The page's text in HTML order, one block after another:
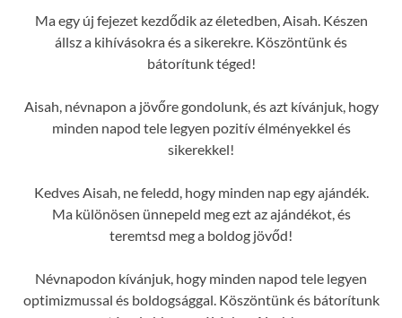
Ma egy új fejezet kezdődik az életedben, Aisah. Készen
állsz a kihívásokra és a sikerekre. Köszöntünk és
bátorítunk téged!
Aisah, névnapon a jövőre gondolunk, és azt kívánjuk, hogy
minden napod tele legyen pozitív élményekkel és
sikerekkel!
Kedves Aisah, ne feledd, hogy minden nap egy ajándék.
Ma különösen ünnepeld meg ezt az ajándékot, és
teremtsd meg a boldog jövőd!
Névnapodon kívánjuk, hogy minden napod tele legyen
optimizmussal és boldogsággal. Köszöntünk és bátorítunk